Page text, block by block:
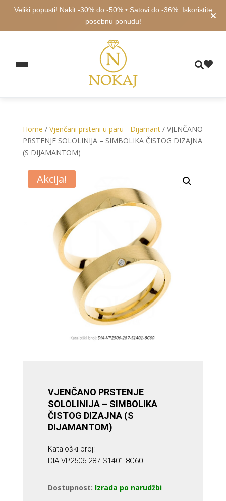
Veliki popusti! Nakit -30% do -50% • Satovi do -36%. Iskoristite
posebnu ponudu!
Home / Vjenčani prsteni u paru - Dijamant/ VJENČANO
PRSTENJE SOLOLINIJA – SIMBOLIKA ČISTOG DIZAJNA
(S DIJAMANTOM)
Akcija!
VJENČANO PRSTENJE
SOLOLINIJA – SIMBOLIKA
ČISTOG DIZAJNA (S
DIJAMANTOM)
Kataloški broj:
DIA-VP2506-287-S1401-8C60
Dostupnost: Izrada po narudžbi